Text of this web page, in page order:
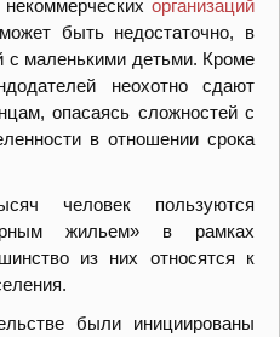
организаций
быть недостаточно, в
с маленькими детьми. Кроме
неохотно сдают
опасаясь сложностей с
в отношении срока
человек пользуются
жильем» в рамках
из них относятся к
были инициированы